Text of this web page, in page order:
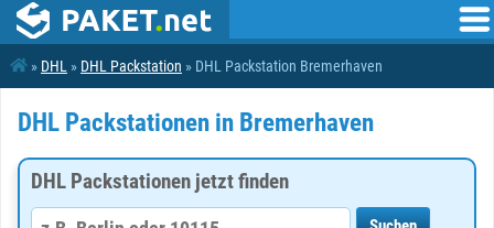
» DHL » DHL Packstation » DHL Packstation Bremerhaven
DHL Packstationen in Bremerhaven
DHL Packstationen jetzt finden